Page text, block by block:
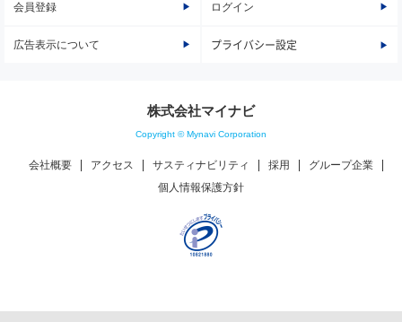
会員登録 ログイン
広告表示について プライバシー設定
株式会社マイナビ
Copyright © Mynavi Corporation
会社概要 アクセス サスティナビリティ 採用
グループ企業
個人情報保護方針